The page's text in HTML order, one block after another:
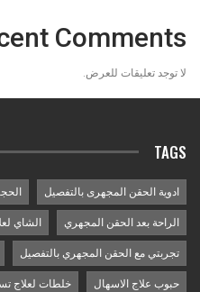
Comments
لا توجد تعليقات للعرض.
TAGS
ادوية الحقن المجهرى بالتفصيل
الراحة بعد الحقن المجهري الشاي
تجربتي مع الحقن المجهري بالتفصيل
حبوب علاج الاسهال خلطات لعلاج